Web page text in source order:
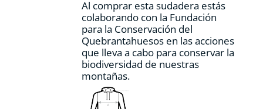
Al comprar esta sudadera estás
colaborando con la Fundación
para la Conservación del
Quebrantahuesos en las acciones
que lleva a cabo para conservar la
biodiversidad de nuestras
montañas.